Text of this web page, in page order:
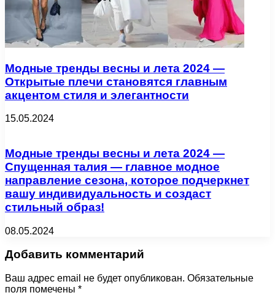
Модные тренды весны и лета 2024 —
Открытые плечи становятся главным
акцентом стиля и элегантности
15.05.2024
Модные тренды весны и лета 2024 —
Спущенная талия — главное модное
направление сезона, которое подчеркнет
вашу индивидуальность и создаст
стильный образ!
08.05.2024
Добавить комментарий
Ваш адрес email не будет опубликован. Обязательные
поля помечены *